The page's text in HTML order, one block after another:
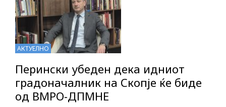
АКТУЕЛНО
Перински убеден дека идниот
градоначалник на Скопје ќе биде
од ВМРО-ДПМНЕ